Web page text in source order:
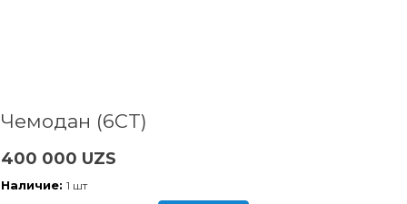
Чемодан (6CT)
400 000 UZS
Наличие: 1 шт